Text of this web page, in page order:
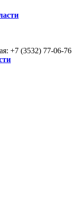
+7 (3532) 77-06-76